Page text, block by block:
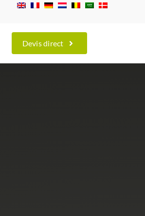
Devis direct